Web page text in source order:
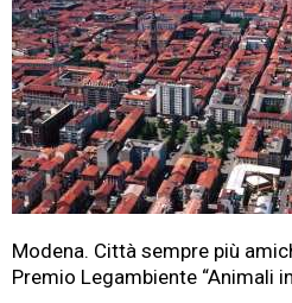
Modena. Città sempre più
Premio Legambiente “Animali